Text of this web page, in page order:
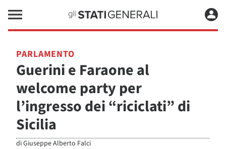
PARLAMENTO
Guerini e Faraone al
welcome party per
l’ingresso dei “riciclati” di
Sicilia
diGiuseppe Alberto Falci